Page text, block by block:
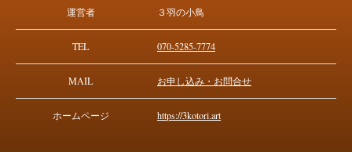
運営者 ３羽の小鳥
TEL 070-5285-7774
MAIL お申し込み・お問合せ
ホームページ https://3kotori.art